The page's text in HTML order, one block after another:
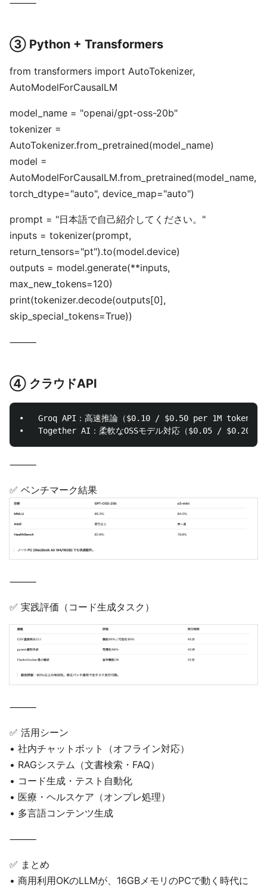
⸻
③ Python + Transformers
from transformers import AutoTokenizer,
AutoModelForCausalLM
model_name = "openai/gpt-oss-20b"
tokenizer =
AutoTokenizer.from_pretrained(model_name)
model =
AutoModelForCausalLM.from_pretrained(model_name,
torch_dtype="auto", device_map="auto")
prompt = "日本語で自己紹介してください。"
inputs = tokenizer(prompt,
return_tensors="pt").to(model.device)
outputs = model.generate(**inputs,
max_new_tokens=120)
print(tokenizer.decode(outputs[0],
skip_special_tokens=True))
⸻
④ クラウドAPI
•	Groq API：高速推論（$0.10 / $0.50 per 1M tokens）
⸻
✅ ベンチマーク結果
⸻
✅ 実践評価（コード生成タスク）
⸻
✅ 活用シーン
• 社内チャットボット（オフライン対応）
• RAGシステム（文書検索・FAQ）
• コード生成・テスト自動化
• 医療・ヘルスケア（オンプレ処理）
• 多言語コンテンツ生成
⸻
✅ まとめ
• 商用利用OKのLLMが、16GBメモリのPCで動く時代に